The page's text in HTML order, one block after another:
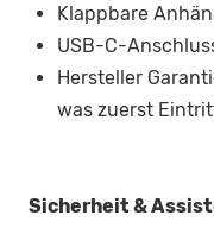
Klappbare
USB-C-
Hersteller
was zuerst
Sicherheit &